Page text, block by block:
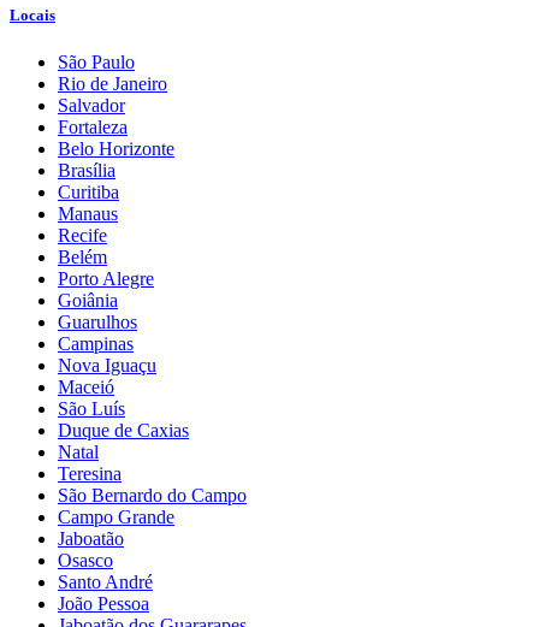
Locais
São Paulo
Rio de Janeiro
Salvador
Fortaleza
Belo Horizonte
Brasília
Curitiba
Manaus
Recife
Belém
Porto Alegre
Goiânia
Guarulhos
Campinas
Nova Iguaçu
Maceió
São Luís
Duque de Caxias
Natal
Teresina
São Bernardo do Campo
Campo Grande
Jaboatão
Osasco
Santo André
João Pessoa